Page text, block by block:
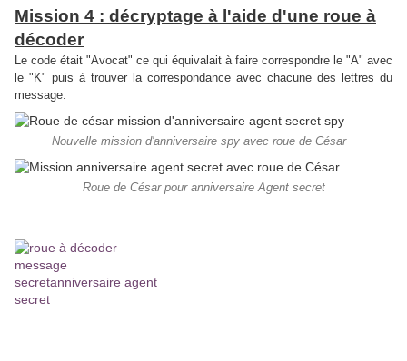
Mission 4 : décryptage à l'aide d'une roue à
décoder
Le code était "Avocat" ce qui équivalait à faire correspondre le "A" avec
le "K" puis à trouver la correspondance avec chacune des lettres du
message.
Nouvelle mission d'anniversaire spy avec roue de César
Roue de César pour anniversaire Agent secret